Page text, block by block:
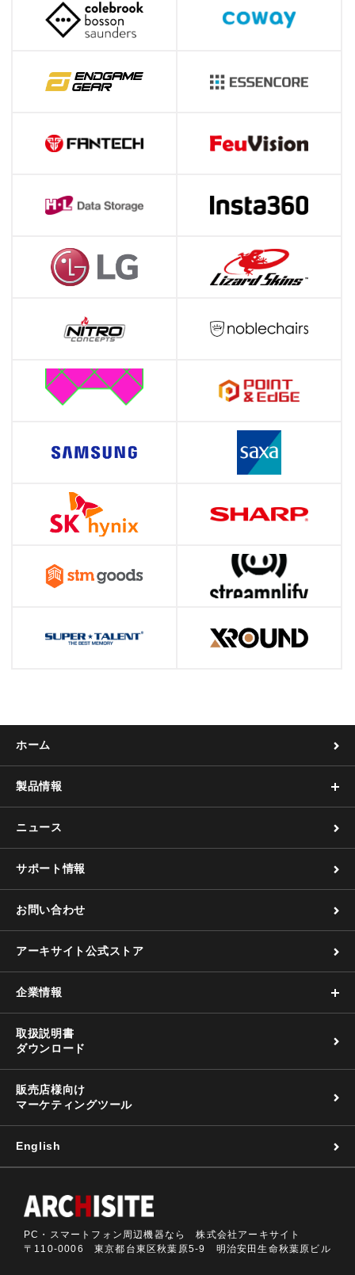
ホーム
製品情報
ニュース
サポート情報
お問い合わせ
アーキサイト公式ストア
企業情報
取扱説明書
ダウンロード
販売店様向け
マーケティングツール
English
PC・スマートフォン周辺機器なら 株式会社アーキサイト
〒110-0006 東京都台東区秋葉原5-9 明治安田生命秋葉原ビル